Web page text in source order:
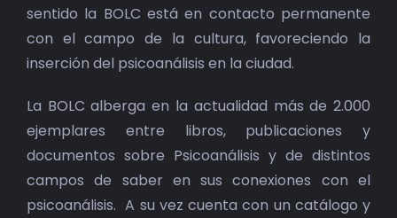
sentido la BOLC está en contacto permanente
con el campo de la cultura, favoreciendo la
inserción del psicoanálisis en la ciudad.
La BOLC alberga en la actualidad más de 2.000
ejemplares entre libros, publicaciones y
documentos sobre Psicoanálisis y de distintos
campos de saber en sus conexiones con el
psicoanálisis. A su vez cuenta con un catálogo y